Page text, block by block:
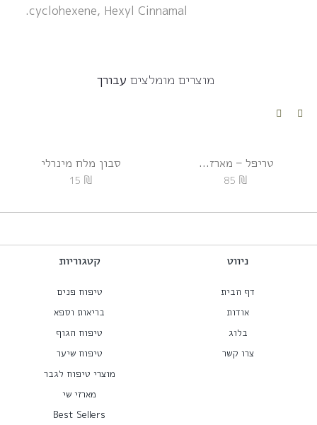
cyclohexene, Hexyl Cinnamal.
מוצרים מומלצים עבורך
טריפל – מארז...
85 ₪
סבון מלח מינרלי
15 ₪
ניווט
דף הבית
אודות
בלוג
צרו קשר
קטגוריות
טיפוח פנים
בריאות וספא
טיפוח הגוף
טיפוח שיער
מוצרי טיפוח לגבר
מארזי שי
Best Sellers